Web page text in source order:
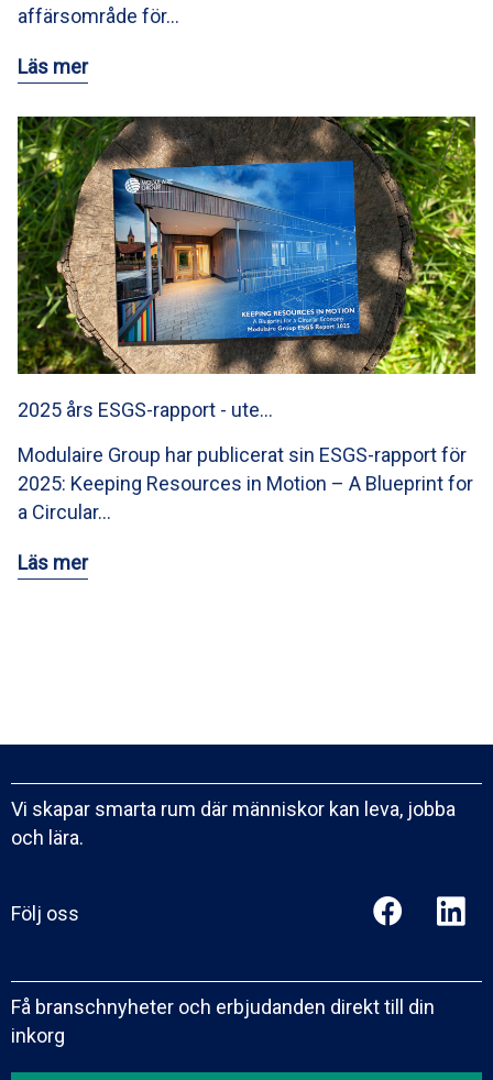
affärsområde för…
Läs mer
2025 års ESGS-rapport - ute…
Modulaire Group har publicerat sin ESGS-rapport för
2025: Keeping Resources in Motion – A Blueprint for
a Circular…
Läs mer
Vi skapar smarta rum där människor kan leva, jobba
och lära.
Följ oss
Få branschnyheter och erbjudanden direkt till din
inkorg